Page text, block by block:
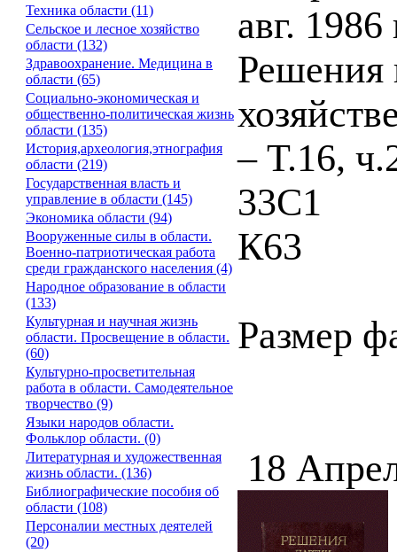
Техника области (11)
Сельское и лесное хозяйство
области (132)
Здравоохранение. Медицина в
области (65)
Социально-экономическая и
общественно-политическая жизнь
области (135)
История,археология,этнография
области (219)
Государственная власть и
управление в области (145)
Экономика области (94)
Вооруженные силы в области.
Военно-патриотическая работа
среди гражданского населения (4)
Народное образование в области
(133)
Культурная и научная жизнь
области. Просвещение в области.
(60)
Культурно-просветительная
работа в области. Самодеятельное
творчество (9)
Языки народов области.
Фольклор области. (0)
Литературная и художественная
жизнь области. (136)
Библиографические пособия об
области (108)
Персоналии местных деятелей
(20)
авг.
Решения
– Т.16,
33С1
К63
Размер
18